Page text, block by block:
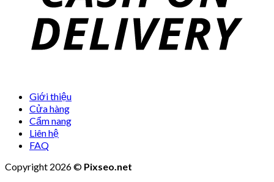
Giới thiệu
Cửa hàng
Cẩm nang
Liên hệ
FAQ
Copyright 2026 © Pixseo.net